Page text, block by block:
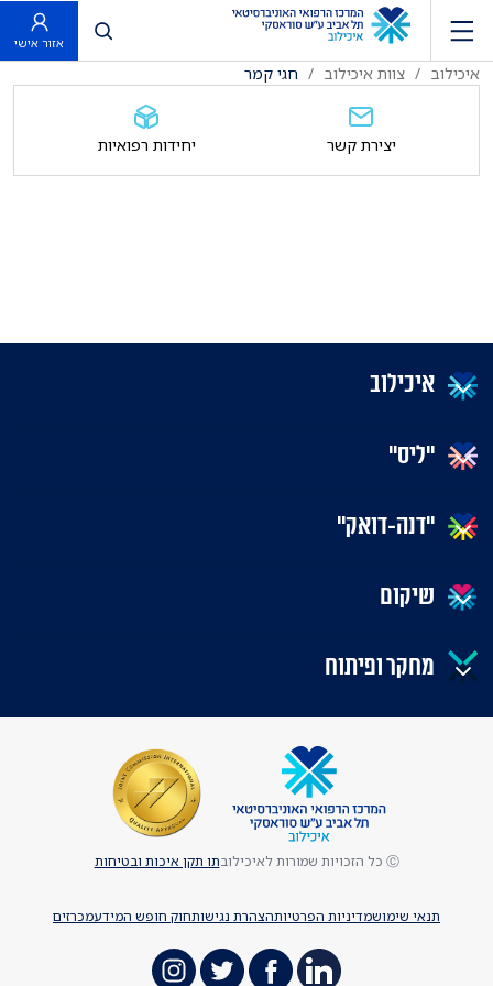
פתח חיפוש
אזור אישי
איכילוב צוות איכילוב חגי קמר
יצירת קשר יחידות רפואיות
איכילוב
"ליס"
"דנה-דואק"
שיקום
מחקר ופיתוח
תנאי שימושמדיניות הפרטיותהצהרת נגישותחוק חופש המידעמכרזים
Ⓒ כל הזכויות שמורות לאיכילוב תו תקן איכות ובטיחות